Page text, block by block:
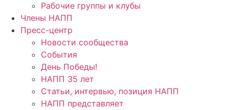
Рабочие группы и клубы
Члены НАПП
Пресс-центр
Новости сообщества
События
День Победы!
НАПП 35 лет
Статьи, интервью, позиция НАПП
НАПП представляет